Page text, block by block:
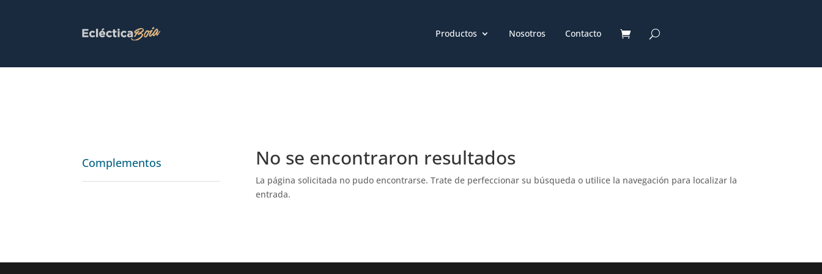
Productos Nosotros Contacto
Complementos No se encontraron resultados
La página solicitada no pudo encontrarse. Trate de perfeccionar su búsqueda o utilice la navegación para localizar la
entrada.